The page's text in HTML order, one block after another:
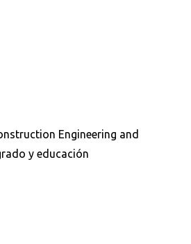
Engineering and
y educación